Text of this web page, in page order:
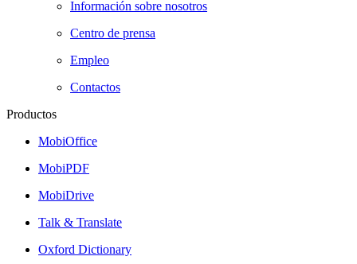
Información sobre nosotros
Centro de prensa
Empleo
Contactos
Productos
MobiOffice
MobiPDF
MobiDrive
Talk & Translate
Oxford Dictionary